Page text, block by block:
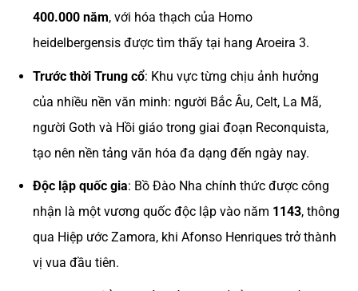
400.000 năm, với hóa thạch của Homo
heidelbergensis được tìm thấy tại hang Aroeira 3.
Trước thời Trung cổ: Khu vực từng chịu ảnh hưởng
của nhiều nền văn minh: người Bắc Âu, Celt, La Mã,
người Goth và Hồi giáo trong giai đoạn Reconquista,
tạo nên nền tảng văn hóa đa dạng đến ngày nay.
Độc lập quốc gia: Bồ Đào Nha chính thức được công
nhận là một vương quốc độc lập vào năm 1143, thông
qua Hiệp ước Zamora, khi Afonso Henriques trở thành
vị vua đầu tiên.